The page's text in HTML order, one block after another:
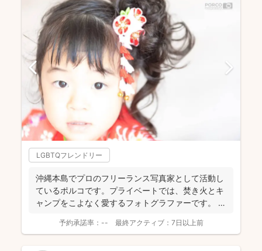
LGBTQフレンドリー
沖縄本島でプロのフリーランス写真家として活動し
ているポルコです。プライベートでは、焚き火とキ
ャンプをこよなく愛するフォトグラファーです。
予約承諾率： -- 最終アクティブ： 7日以上前